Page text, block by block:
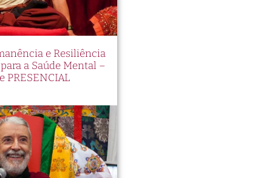
e Resiliência
a Saúde Mental –
PRESENCIAL